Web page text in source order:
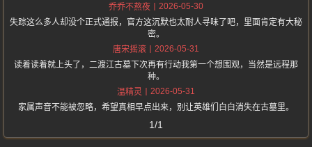
乔乔不熬夜
2026-05-30
失踪这么多人却没个正式通报，官方这沉默也太耐人寻味了吧，里面肯定有大秘
密。
唐宋摇滚
2026-05-31
读着读着就上头了，二渡江古墓下次再有行动我第一个想围观，当然是远程那
种。
温精灵
2026-05-31
家属声音不能被忽略，希望真相早点出来，别让英雄们白白消失在古墓里。
1/1